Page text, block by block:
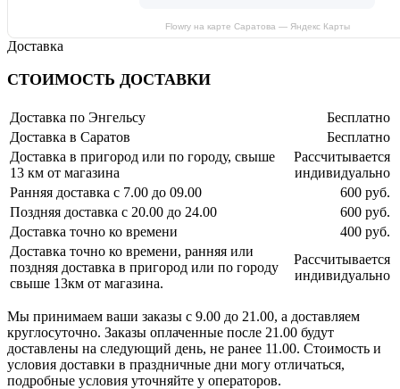
Flowry на карте Саратова — Яндекс Карты
Доставка
СТОИМОСТЬ ДОСТАВКИ
Доставка по Энгельсу
Бесплатно
Доставка в Саратов
Бесплатно
Доставка в пригород или по городу, свыше
13 км от магазина
Рассчитывается
индивидуально
Ранняя доставка с 7.00 до 09.00
600 руб.
Поздняя доставка с 20.00 до 24.00
600 руб.
Доставка точно ко времени
400 руб.
Доставка точно ко времени, ранняя или
поздняя доставка в пригород или по городу
свыше 13км от магазина.
Рассчитывается
индивидуально
Мы принимаем ваши заказы с 9.00 до 21.00, а доставляем
круглосуточно. Заказы оплаченные после 21.00 будут
доставлены на следующий день, не ранее 11.00. Стоимость и
условия доставки в праздничные дни могу отличаться,
подробные условия уточняйте у операторов.